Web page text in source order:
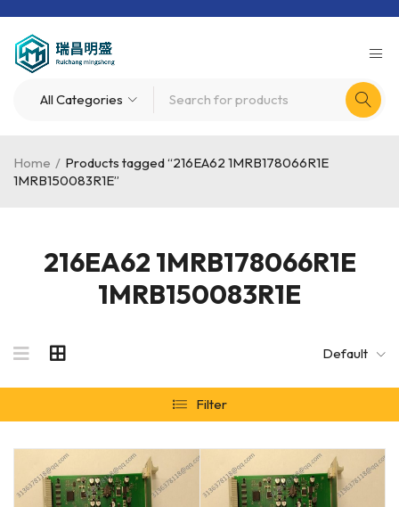
216EA62 1MRB178066R1E
1MRB150083R1E
Home / Products tagged “216EA62 1MRB178066R1E
1MRB150083R1E”
Default
Filter